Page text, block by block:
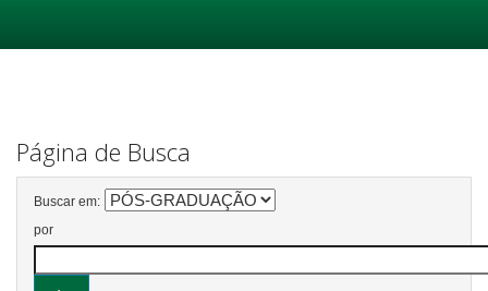
Página de Busca
Buscar em:
por